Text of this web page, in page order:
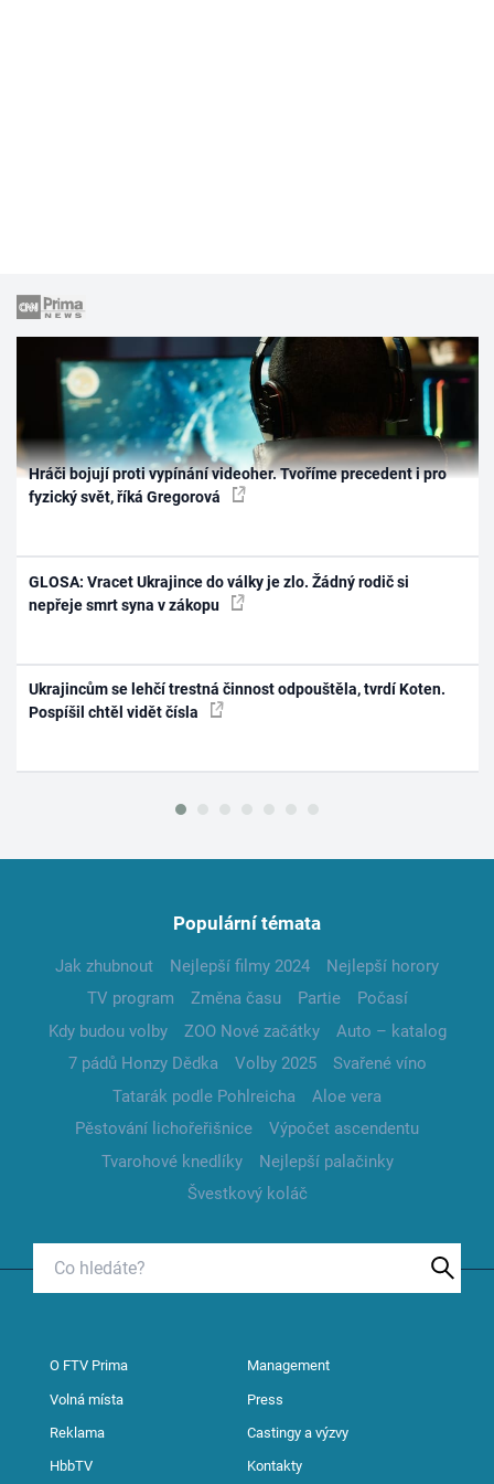
Hráči bojují proti vypínání videoher. Tvoříme precedent i pro
fyzický svět, říká Gregorová
GLOSA: Vracet Ukrajince do války je zlo. Žádný rodič si
nepřeje smrt syna v zákopu
Ukrajincům se lehčí trestná činnost odpouštěla, tvrdí Koten.
Pospíšil chtěl vidět čísla
Populární témata
Jak zhubnout Nejlepší filmy 2024
Nejlepší horory
TV program
Změna času Partie
Počasí
Kdy budou volby
ZOO Nové začátky
Auto – katalog
7 pádů Honzy Dědka
Volby 2025
Svařené víno
Tatarák podle Pohlreicha
Aloe vera
Pěstování lichořeřišnice
Výpočet ascendentu
Tvarohové knedlíky
Nejlepší palačinky
Švestkový koláč
O FTV Prima Management
Volná místa Press
Reklama Castingy a výzvy
HbbTV Kontakty